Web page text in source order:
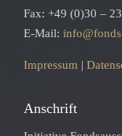
Fax: +49 (0)30 –
E-Mail:
Impressum |
Anschrift